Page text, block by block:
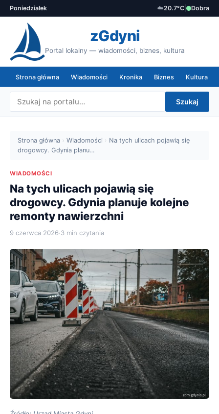
Poniedziałek ☁️20.7°C Dobra
zGdyni
Portal lokalny — wiadomości, biznes, kultura
Strona główna Wiadomości Kronika Biznes Kultura
Szukaj
Strona główna › Wiadomości › Na tych ulicach pojawią się
drogowcy. Gdynia planu…
WIADOMOŚCI
Na tych ulicach pojawią się
drogowcy. Gdynia planuje kolejne
remonty nawierzchni
9 czerwca 2026·3 min czytania